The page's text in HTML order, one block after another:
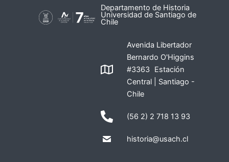
Departamento de Historia
Universidad de Santiago de
Chile
Avenida Libertador
Bernardo O'Higgins
#3363 Estación
Central | Santiago -
Chile
(56 2) 2 718 13 93
historia@usach.cl